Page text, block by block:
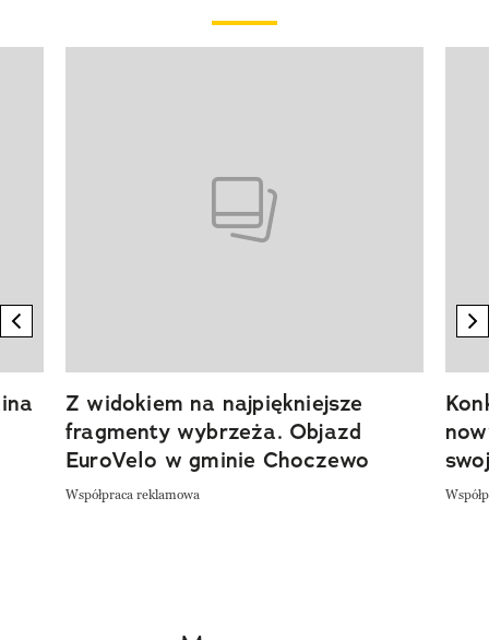
previous element
Z widokiem na najpiękniejsze
fragmenty wybrzeża. Objazd
EuroVelo w gminie Choczewo
Współpraca reklamowa